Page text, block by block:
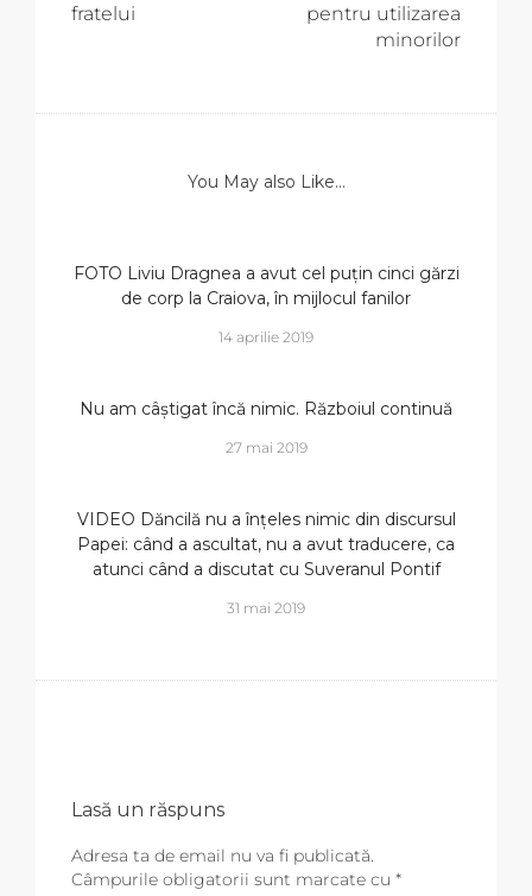
fratelui
pentru utilizarea
minorilor
You May also Like...
FOTO Liviu Dragnea a avut cel puțin cinci gărzi
de corp la Craiova, în mijlocul fanilor
14 aprilie 2019
Nu am câștigat încă nimic. Războiul continuă
27 mai 2019
VIDEO Dăncilă nu a înțeles nimic din discursul
Papei: când a ascultat, nu a avut traducere, ca
atunci când a discutat cu Suveranul Pontif
31 mai 2019
Lasă un răspuns
Adresa ta de email nu va fi publicată.
Câmpurile obligatorii sunt marcate cu *